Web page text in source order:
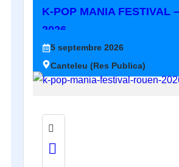
K-POP MANIA FESTIVAL
2026
5 septembre 2026
Canteleu (Res Publica)